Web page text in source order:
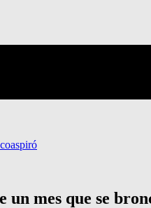
un mes que se